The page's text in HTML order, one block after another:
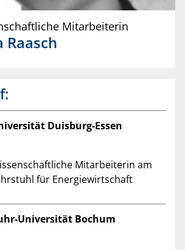
Mitarbeiterin
Raasch
Duisburg-Essen
Mitarbeiterin am
für Energiewirtschaft
Universität Bochum